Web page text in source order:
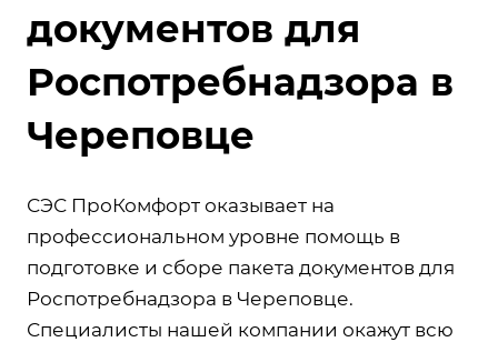
документов для
Роспотребнадзора в
Череповце
СЭС ПроКомфорт оказывает на
профессиональном уровне помощь в
подготовке и сборе пакета документов для
Роспотребнадзора в Череповце.
Специалисты нашей компании окажут всю